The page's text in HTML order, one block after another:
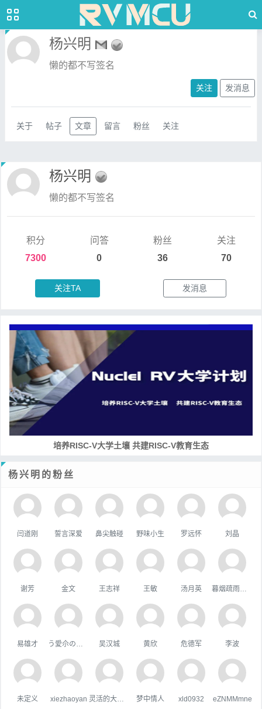
杨兴明
懒的都不写签名
关注 发消息
关于 帖子 文章 留言 粉丝 关注
杨兴明
懒的都不写签名
积分
7300
问答
0
粉丝
36
关注
70
关注TA 发消息
培养RISC-V大学土壤 共建RISC-V教育生态
杨兴明的粉丝
闫道刚 誓言深爱 鼻尖触碰 野味小生 罗远怀 刘晶
谢芳 金文 王志祥 王敏 汤月英
易雄才 吴汉城 黄欣 危德军 李波
未定义 xiezhaoyan 梦中情人 xld0932 eZNMMmne